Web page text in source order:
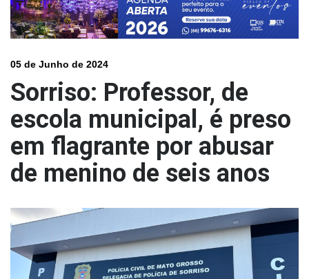
05 de Junho de 2024
Sorriso: Professor, de
escola municipal, é preso
em flagrante por abusar
de menino de seis anos